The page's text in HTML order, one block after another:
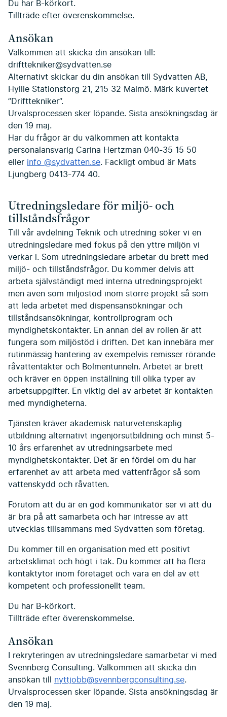
Du har B-körkort.
Tillträde efter överenskommelse.
Ansökan
Välkommen att skicka din ansökan till:
drifttekniker@sydvatten.se
Alternativt skickar du din ansökan till Sydvatten AB,
Hyllie Stationstorg 21, 215 32 Malmö. Märk kuvertet
”Drifttekniker”.
Urvalsprocessen sker löpande. Sista ansökningsdag är
den 19 maj.
Har du frågor är du välkommen att kontakta
personalansvarig Carina Hertzman 040-35 15 50
eller info @sydvatten.se. Fackligt ombud är Mats
Ljungberg 0413-774 40.
Utredningsledare för miljö- och
tillståndsfrågor
Till vår avdelning Teknik och utredning söker vi en
utredningsledare med fokus på den yttre miljön vi
verkar i. Som utredningsledare arbetar du brett med
miljö- och tillståndsfrågor. Du kommer delvis att
arbeta självständigt med interna utredningsprojekt
men även som miljöstöd inom större projekt så som
att leda arbetet med dispensansökningar och
tillståndsansökningar, kontrollprogram och
myndighetskontakter. En annan del av rollen är att
fungera som miljöstöd i driften. Det kan innebära mer
rutinmässig hantering av exempelvis remisser rörande
råvattentäkter och Bolmentunneln. Arbetet är brett
och kräver en öppen inställning till olika typer av
arbetsuppgifter. En viktig del av arbetet är kontakten
med myndigheterna.
Tjänsten kräver akademisk naturvetenskaplig
utbildning alternativt ingenjörsutbildning och minst 5-
10 års erfarenhet av utredningsarbete med
myndighetskontakter. Det är en fördel om du har
erfarenhet av att arbeta med vattenfrågor så som
vattenskydd och råvatten.
Förutom att du är en god kommunikatör ser vi att du
är bra på att samarbeta och har intresse av att
utvecklas tillsammans med Sydvatten som företag.
Du kommer till en organisation med ett positivt
arbetsklimat och högt i tak. Du kommer att ha flera
kontaktytor inom företaget och vara en del av ett
kompetent och professionellt team.
Du har B-körkort.
Tillträde efter överenskommelse.
Ansökan
I rekryteringen av utredningsledare samarbetar vi med
Svennberg Consulting. Välkommen att skicka din
ansökan till nyttjobb@svennbergconsulting.se.
Urvalsprocessen sker löpande. Sista ansökningsdag är
den 19 maj.